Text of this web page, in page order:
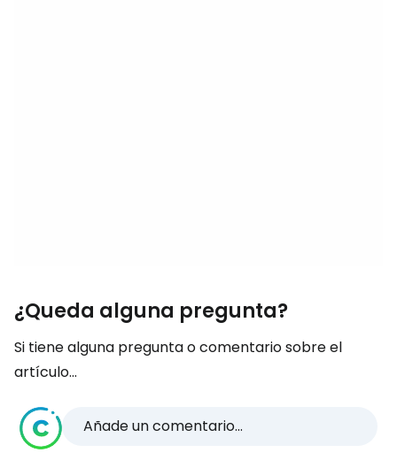
¿Queda alguna pregunta?
Si tiene alguna pregunta o comentario sobre el
artículo...
Añade un comentario...